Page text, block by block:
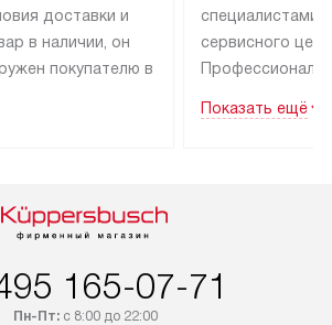
доставки и
в наличии, он
покупателю в
Возможна
специалистами
сервисного
эксплуатации
Показать ещё
165-07-71
Пн-Пт:с 8:00 до 22:00